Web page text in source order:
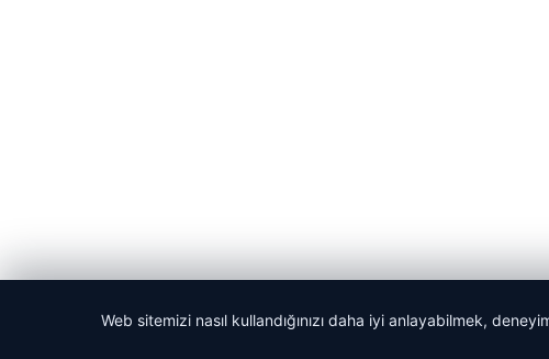
Web sitemizi nasıl kullandığınızı daha iyi anlayabilmek,